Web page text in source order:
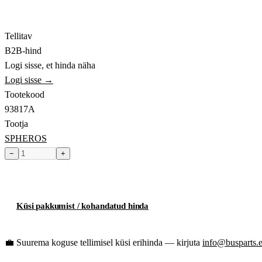
Tellitav
B2B-hind
Logi sisse, et hinda näha
Logi sisse →
Tootekood
93817A
Tootja
SPHEROS
− +
Küsi pakkumist / kohandatud hinda
💼 Suurema koguse tellimisel küsi erihinda — kirjuta